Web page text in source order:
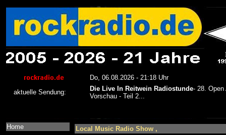
Home
Local Music Radio Show ,